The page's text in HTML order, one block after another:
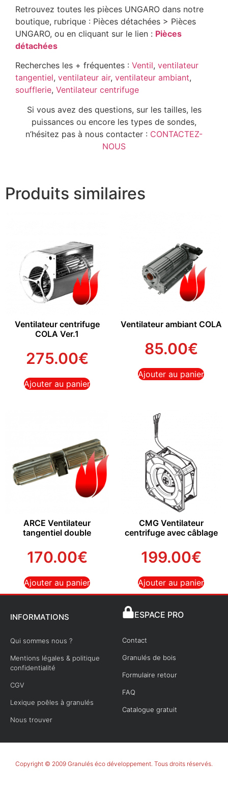
Retrouvez toutes les pièces UNGARO dans notre
boutique, rubrique : Pièces détachées > Pièces
UNGARO, ou en cliquant sur le lien : Pièces
détachées
Recherches les + fréquentes : Ventil, ventilateur
tangentiel, ventilateur air, ventilateur ambiant,
soufflerie, Ventilateur centrifuge
Si vous avez des questions, sur les tailles, les
puissances ou encore les types de sondes,
n’hésitez pas à nous contacter : CONTACTEZ-
NOUS
Produits similaires
Ventilateur centrifuge
COLA Ver.1
275.00€
Ajouter au panier
Ventilateur ambiant COLA
85.00€
Ajouter au panier
ARCE Ventilateur
tangentiel double
170.00€
Ajouter au panier
CMG Ventilateur
centrifuge avec câblage
199.00€
Ajouter au panier
INFORMATIONS
Qui sommes nous ?
Mentions légales & politique
confidentialité
CGV
Lexique poêles à granulés
Nous trouver
ESPACE PRO
Contact
Granulés de bois
Formulaire retour
FAQ
Catalogue gratuit
Copyright © 2009 Granulés éco développement. Tous droits réservés.